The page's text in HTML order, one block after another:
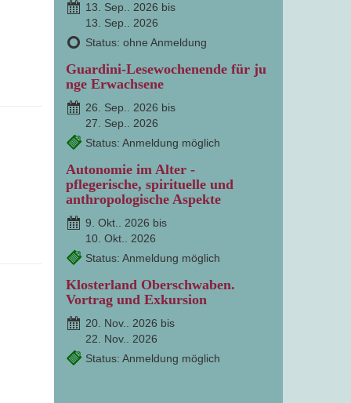
13. Sep.. 2026 bis
13. Sep.. 2026
Status: ohne Anmeldung
Guardini-Lesewochenende für ju
nge Erwachsene
26. Sep.. 2026 bis
27. Sep.. 2026
Status: Anmeldung möglich
Autonomie im Alter -
pflegerische, spirituelle und
anthropologische Aspekte
9. Okt.. 2026 bis
10. Okt.. 2026
Status: Anmeldung möglich
Klosterland Oberschwaben.
Vortrag und Exkursion
20. Nov.. 2026 bis
22. Nov.. 2026
Status: Anmeldung möglich